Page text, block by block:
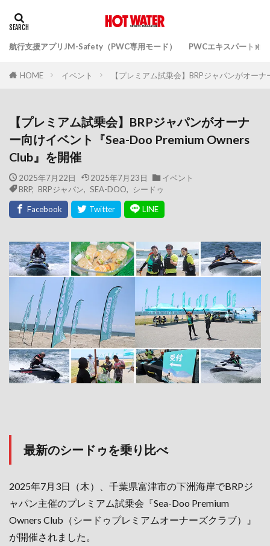
航行支援アプリJM-Safety（PWC専用モード） PWCエキスパートガ
HOME イベント 【プレミアム試乗会】BRPジャパンがオー
【プレミアム試乗会】BRPジャパンがオーナ
ー向けイベント『Sea-Doo Premium Owners
Club』を開催
2025年7月22日 2025年7月23日
イベント
BRP, BRPジャパン SEA-DOO シードゥ
最新のシードゥを乗り比べ
2025年7月3日（木）、千葉県富津市の下洲海岸でBRPジ
ャパン主催のプレミアム試乗会『Sea-Doo Premium
Owners Club（シードゥプレミアムオーナーズクラブ）』
が開催されました。